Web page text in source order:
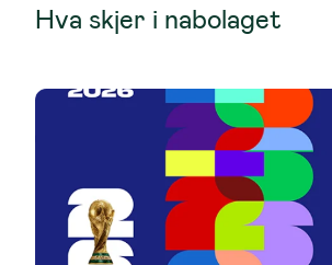
Hva skjer i nabolaget